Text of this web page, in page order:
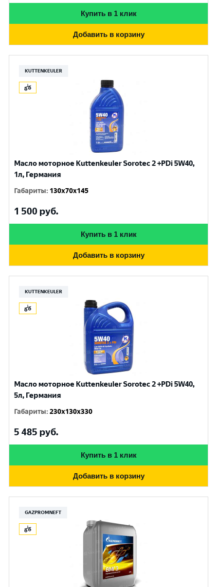
Купить в 1 клик
Добавить в корзину
KUTTENKEULER
Масло моторное Kuttenkeuler Sorotec 2 +PDi 5W40,
1л, Германия
Габариты: 130x70x145
1 500 руб.
Купить в 1 клик
Добавить в корзину
KUTTENKEULER
Масло моторное Kuttenkeuler Sorotec 2 +PDi 5W40,
5л, Германия
Габариты:230x130x330
5 485 руб.
Купить в 1 клик
Добавить в корзину
GAZPROMNEFT